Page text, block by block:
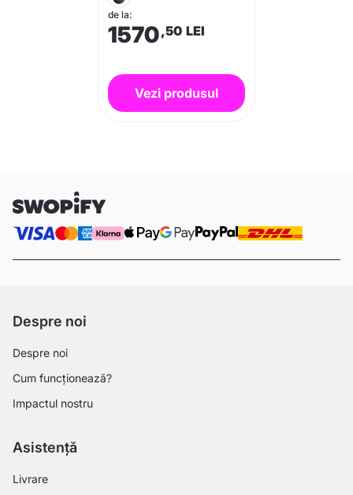
de la:
1570,50 LEI
Vezi produsul
Despre noi
Despre noi
Cum funcționează?
Impactul nostru
Asistență
Livrare